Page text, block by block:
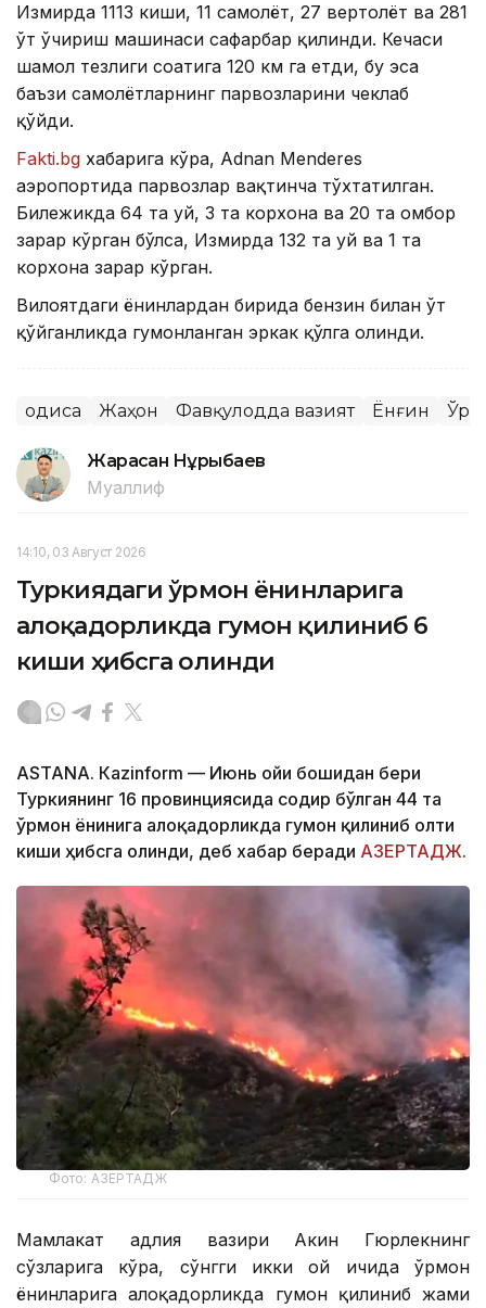
Измирда 1113 киши, 11 самолёт, 27 вертолёт ва 281
ўт ўчириш машинаси сафарбар қилинди. Кечаси
шамол тезлиги соатига 120 км га етди, бу эса
баъзи самолётларнинг парвозларини чеклаб
қўйди.
Fakti.bg хабарига кўра, Adnan Menderes
аэропортида парвозлар вақтинча тўхтатилган.
Билежикда 64 та уй, 3 та корхона ва 20 та омбор
зарар кўрган бўлса, Измирда 132 та уй ва 1 та
корхона зарар кўрган.
Вилоятдаги ёнғинлардан бирида бензин билан ўт
қўйганликда гумонланган эркак қўлга олинди.
Ҳодиса Жаҳон Фавқулодда вазият Ёнғин
Жарасқан Нұрыбаев
Муаллиф
14:10, 03 Август 2026
Туркиядаги ўрмон ёнғинларига
алоқадорликда гумон қилиниб 6
киши ҳибсга олинди
ASTANА. Кazinform — Июнь ойи бошидан бери
Туркиянинг 16 провинциясида содир бўлган 44 та
ўрмон ёнғинига алоқадорликда гумон қилиниб олти
киши ҳибсга олинди, деб хабар беради АЗЕРТАДЖ.
Фото: АЗЕРТАДЖ
Мамлакат адлия вазири Акин Гюрлекнинг
сўзларига кўра, сўнгги икки ой ичида ўрмон
ёнғинларига алоқадорликда гумон қилиниб жами